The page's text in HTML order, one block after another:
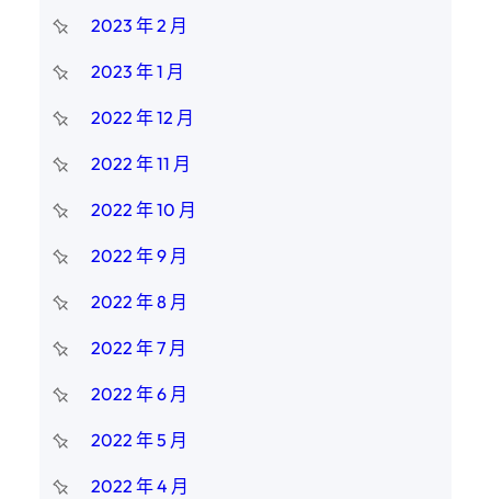
2023 年 2 月
2023 年 1 月
2022 年 12 月
2022 年 11 月
2022 年 10 月
2022 年 9 月
2022 年 8 月
2022 年 7 月
2022 年 6 月
2022 年 5 月
2022 年 4 月